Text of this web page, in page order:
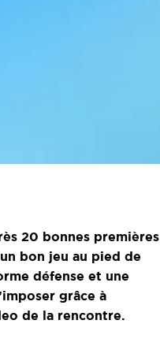
20 bonnes premières
bon jeu au pied de
défense et une
grâce à
de la rencontre.